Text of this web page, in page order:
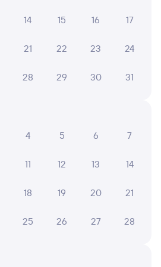
был чистый , душ , вода ,
Сапият и Залина )
! Некоторые пассажиры
старается.
14 15 16 17
21 22 23 24
28 29 30 31
4 5 6 7
11 12 13 14
18 19 20 21
25 26 27 28